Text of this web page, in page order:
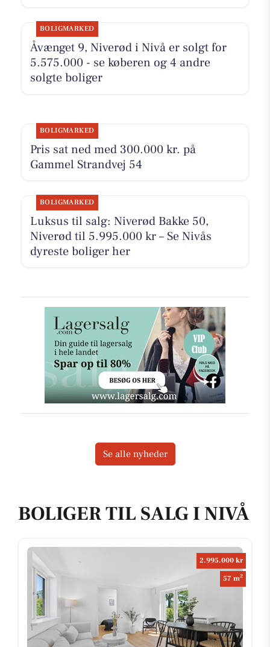
BOLIGMARKED
Åvænget 9, Niverød i Nivå er solgt for
5.575.000 - se køberen og 4 andre
solgte boliger
BOLIGMARKED
Pris sat ned med 300.000 kr. på
Gammel Strandvej 54
BOLIGMARKED
Luksus til salg: Niverød Bakke 50,
Niverød til 5.995.000 kr – Se Nivås
dyreste boliger her
Se alle nyheder
BOLIGER TIL SALG I NIVÅ
2.995.000 kr
57 m2